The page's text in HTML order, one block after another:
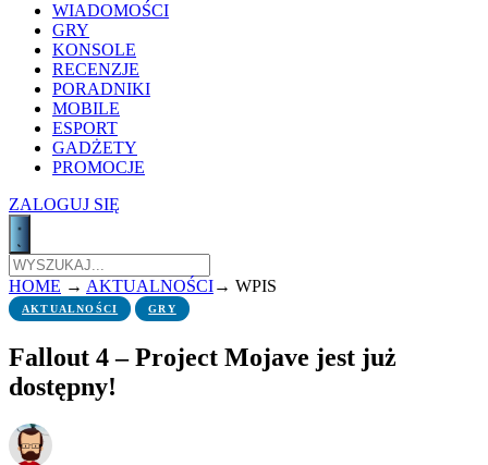
WIADOMOŚCI
GRY
KONSOLE
RECENZJE
PORADNIKI
MOBILE
ESPORT
GADŻETY
PROMOCJE
ZALOGUJ SIĘ
HOME → AKTUALNOŚCI→ WPIS
AKTUALNOŚCI GRY
Fallout 4 – Project Mojave jest już
dostępny!